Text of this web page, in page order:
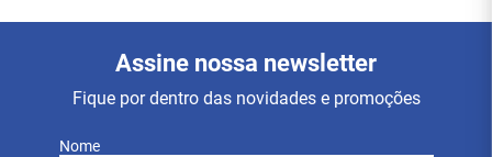
Assine nossa newsletter
Fique por dentro das novidades e promoções
Nome